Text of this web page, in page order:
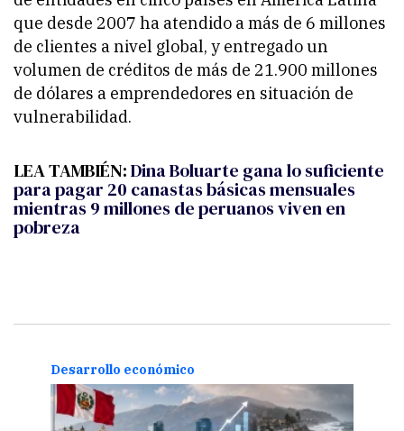
que desde 2007 ha atendido a más de 6 millones
de clientes a nivel global, y entregado un
volumen de créditos de más de 21.900 millones
de dólares a emprendedores en situación de
vulnerabilidad.
LEA TAMBIÉN:Dina Boluarte gana lo suficiente
para pagar 20 canastas básicas mensuales
mientras 9 millones de peruanos viven en
pobreza
Desarrollo económico